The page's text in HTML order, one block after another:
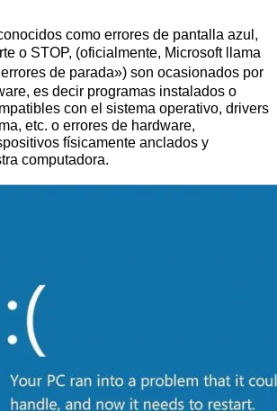
como errores de pantalla azul,
o STOP, (oficialmente, Microsoft llama
de parada») son ocasionados por
es decir programas instalados o
con el sistema operativo, drivers
etc. o errores de hardware,
físicamente anclados y
computadora.